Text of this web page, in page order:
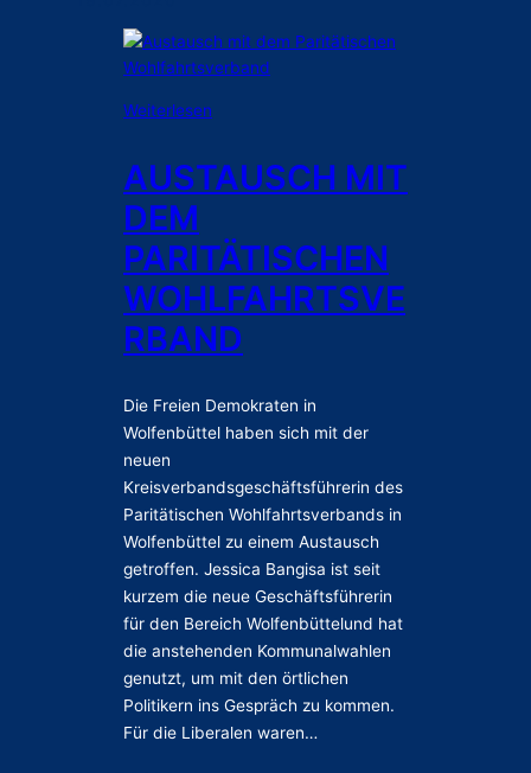
f
l
c
e
n
P
l
ä
n
e
F
D
f
o
r
d
e
r
t
Weiterlesen
u
s
u
s
c
h
i
P
a
r
i
t
ä
t
i
s
AUSTAUSCH MIT
DEM
PARITÄTISCHEN
WOHLFAHRTSVE
RBAND
Die Freien Demokraten in
Wolfenbüttel haben sich mit der
neuen
Kreisverbandsgeschäftsführerin des
Paritätischen Wohlfahrtsverbands in
Wolfenbüttel zu einem Austausch
getroffen. Jessica Bangisa ist seit
kurzem die neue Geschäftsführerin
für den Bereich Wolfenbüttelund hat
die anstehenden Kommunalwahlen
genutzt, um mit den örtlichen
Politikern ins Gespräch zu kommen.
Für die Liberalen waren…